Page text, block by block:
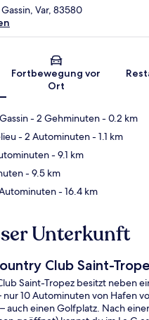
Karte
Var, 83580
Fortbewegung vor
Ort
- 2 Gehminuten- 0.2 km
- 2 Autominuten- 1.1 km
- 9.1 km
- 9.5 km
- 16.4 km
Unterkunft
Club Saint-
Saint-Tropez besitzt neben
10 Autominuten von Hafen
auch einen Golfplatz. Nach